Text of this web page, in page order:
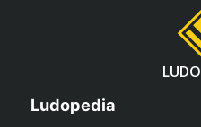
LUDO
Ludopedia